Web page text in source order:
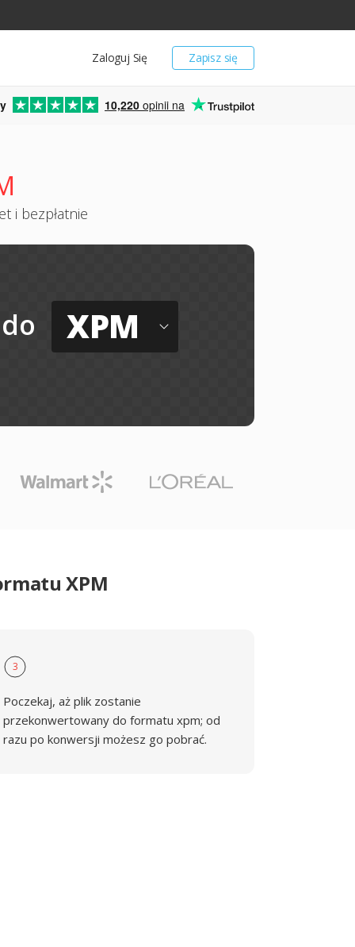
Zapisz się
Zaloguj Się
10,220 opinii na
i bezpłatnie
do XPM
XPM
3
Poczekaj, aż plik zostanie
przekonwertowany do formatu xpm; od
razu po konwersji możesz go pobrać.